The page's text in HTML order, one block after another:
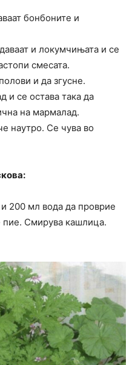
бонбоните и
и локумчињата и се
смесата.
и да згусне.
и се остава така да
на мармалад.
наутро. Се чува во
200 мл вода да проврие
пие. Смирува кашлица.